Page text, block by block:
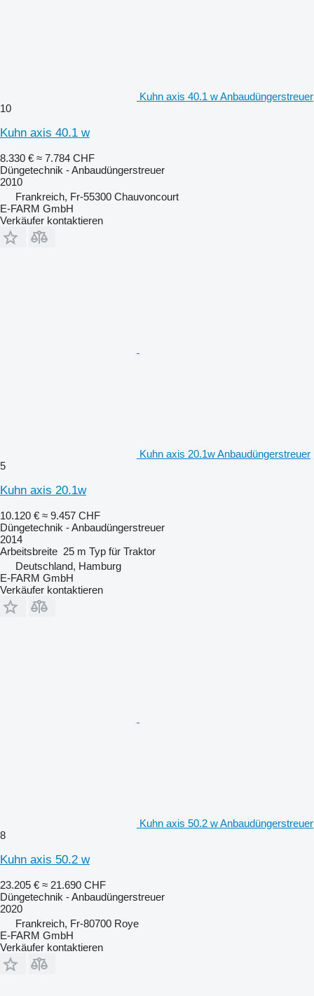
Kuhn axis 40.1 w Anbaudüngerstreuer
10
Kuhn axis 40.1 w
8.330 € ≈ 7.784 CHF
Düngetechnik - Anbaudüngerstreuer
2010
Frankreich, Fr-55300 Chauvoncourt
E-FARM GmbH
Verkäufer kontaktieren
Kuhn axis 20.1w Anbaudüngerstreuer
5
Kuhn axis 20.1w
10.120 € ≈ 9.457 CHF
Düngetechnik - Anbaudüngerstreuer
2014
Arbeitsbreite 25 m Typ für Traktor
Deutschland, Hamburg
E-FARM GmbH
Verkäufer kontaktieren
Kuhn axis 50.2 w Anbaudüngerstreuer
8
Kuhn axis 50.2 w
23.205 € ≈ 21.690 CHF
Düngetechnik - Anbaudüngerstreuer
2020
Frankreich, Fr-80700 Roye
E-FARM GmbH
Verkäufer kontaktieren